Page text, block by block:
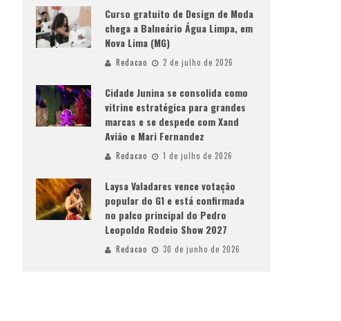
Curso gratuito de Design de Moda
chega a Balneário Água Limpa, em
Nova Lima (MG)
Redacao 2 de julho de 2026
Cidade Junina se consolida como
vitrine estratégica para grandes
marcas e se despede com Xand
Avião e Mari Fernandez
Redacao 1 de julho de 2026
Laysa Valadares vence votação
popular do G1 e está confirmada
no palco principal do Pedro
Leopoldo Rodeio Show 2027
Redacao 30 de junho de 2026